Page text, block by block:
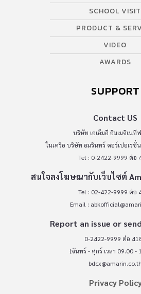
SCHOOL VISIT
PRODUCT &
VIDEO
AWARDS
SUPPORT
Contact US
บริษัท เอเอ็มอี อิมเมจิเนที
ในเครือ บริษัท อมรินทร์ คอร์เปอเรชั่
Tel : 0-2422-9999 ต่อ
สนใจลงโฆษณากับเว็บไซต์
Tel : 02-422-9999 ต่อ
Email :
Report an issue or
0-2422-9999 ต่อ
(จันทร์ - ศุกร์ เวลา 09.00 -
bdcx@amarin.co.th
Privacy